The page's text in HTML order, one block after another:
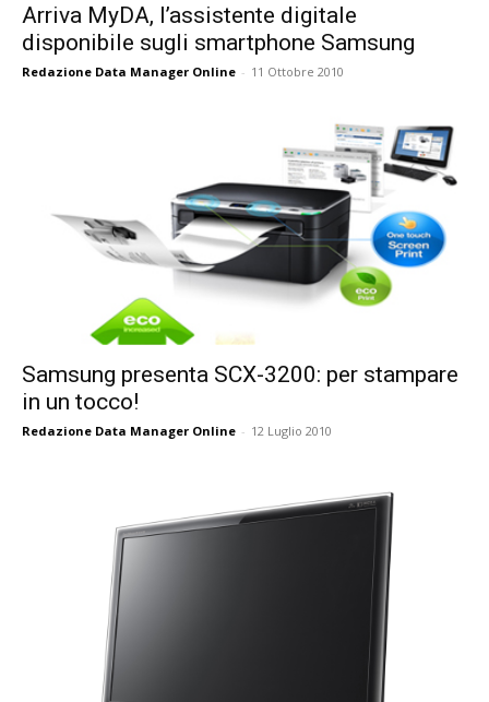
Arriva MyDA, l’assistente digitale
disponibile sugli smartphone Samsung
Redazione Data Manager Online - 11 Ottobre 2010
Samsung presenta SCX-3200: per stampare
in un tocco!
Redazione Data Manager Online - 12 Luglio 2010